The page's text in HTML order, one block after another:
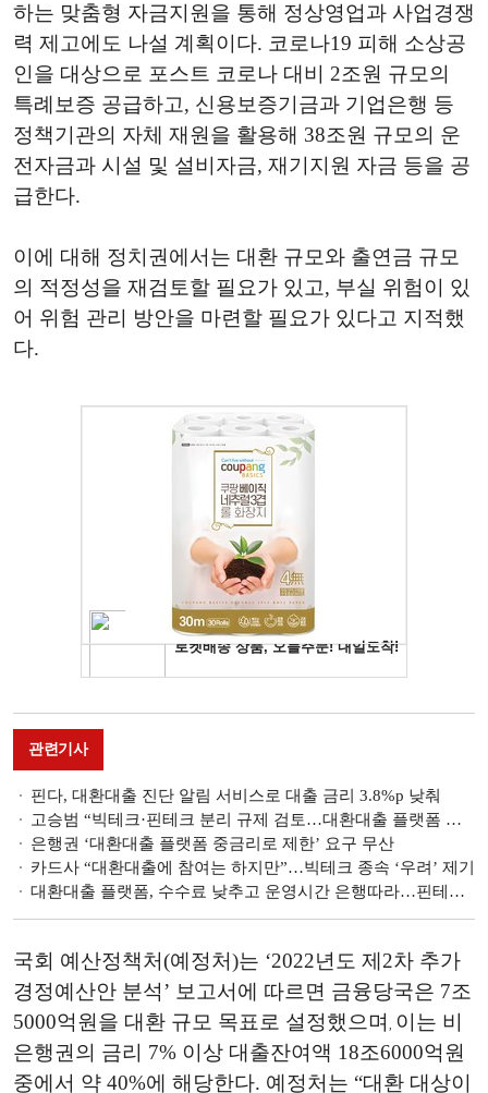
하는 맞춤형 자금지원을 통해 정상영업과 사업경쟁
력 제고에도 나설 계획이다. 코로나19 피해 소상공
인을 대상으로 포스트 코로나 대비 2조원 규모의
특례보증 공급하고, 신용보증기금과 기업은행 등
정책기관의 자체 재원을 활용해 38조원 규모의 운
전자금과 시설 및 설비자금, 재기지원 자금 등을 공
급한다.
이에 대해 정치권에서는 대환 규모와 출연금 규모
의 적정성을 재검토할 필요가 있고, 부실 위험이 있
어 위험 관리 방안을 마련할 필요가 있다고 지적했
다.
관련기사
핀다, 대환대출 진단 알림 서비스로 대출 금리 3.8%p 낮춰
고승범 “빅테크·핀테크 분리 규제 검토…대환대출 플랫폼 충분히 논의 후 진행"
은행권 ‘대환대출 플랫폼 중금리로 제한’ 요구 무산
카드사 “대환대출에 참여는 하지만”…빅테크 종속 ‘우려’ 제기
대환대출 플랫폼, 수수료 낮추고 운영시간 은행따라…핀테크 반응은?
국회 예산정책처(예정처)는 ‘2022년도 제2차 추가
경정예산안 분석’ 보고서에 따르면 금융당국은 7조
5000억원을 대환 규모 목표로 설정했으며 이는 비
은행권의 금리 7% 이상 대출잔여액 18조6000억원
중에서 약 40%에 해당한다. 예정처는 “대환 대상이